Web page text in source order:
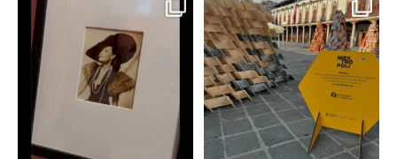
Hoy sábado 28 de
septiembre se inauguró
en...
2 0
Este fin de semana no te
pierdas @mextropoli, el...
2 0